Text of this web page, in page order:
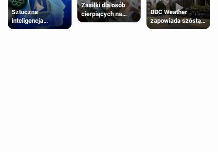
Sztuczna
inteligencja
próbowała oszukać
Zasiłki dla osób
cierpiących na
schorzenia
BBC Weather
zapowiada szóstą
falę upałów w